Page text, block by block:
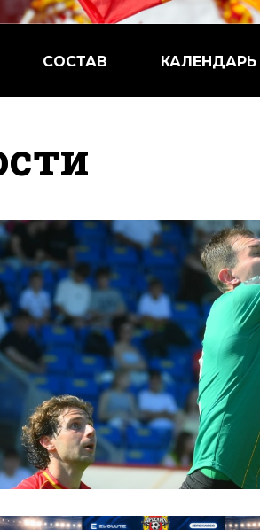
СОСТАВ КАЛЕНДАРЬ